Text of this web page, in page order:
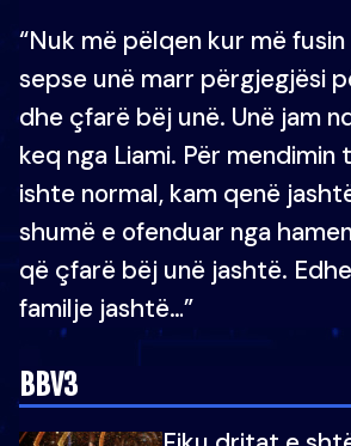
“Nuk më pëlqen kur më
sepse unë marr përgjegjësi
dhe çfarë bëj unë. Unë jam
keq nga Liami. Për mendimin
ishte normal, kam qenë
shumë e ofenduar nga
që çfarë bëj unë jashtë.
familje jashtë…”
BBV3